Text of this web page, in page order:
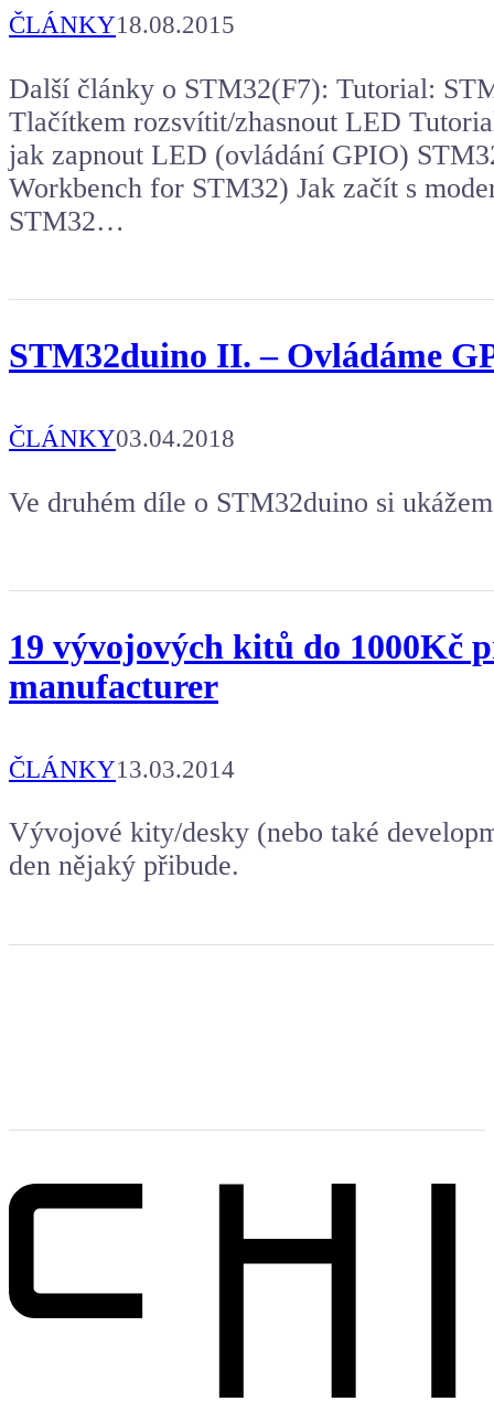
ČLÁNKY18.08.2015
Další články o STM32(F7): Tutorial:
Tlačítkem rozsvítit/zhasnout LED
jak zapnout LED (ovládání GPIO)
Workbench for STM32) Jak začít s
STM32…
STM32duino II. – Ovládáme
ČLÁNKY03.04.2018
Ve druhém díle o STM32duino si
19 vývojových kitů do 1000Kč
manufacturer
ČLÁNKY13.03.2014
Vývojové kity/desky (nebo také
den nějaký přibude.